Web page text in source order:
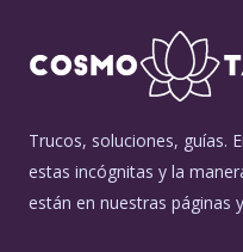
Trucos, soluciones, guías.
estas incógnitas y la
están en nuestras páginas